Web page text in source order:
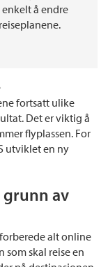
å endre
fortsatt ulike
Det er viktig å
flyplassen. For
utviklet en ny
av
alt online
som skal reise en